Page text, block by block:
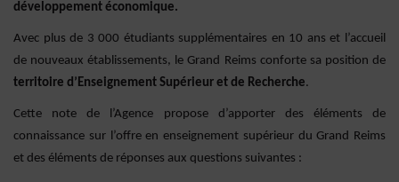
développement économique.
Avec plus de 3 000 étudiants supplémentaires en 10 ans et l’accueil
de nouveaux établissements, le Grand Reims conforte sa position de
territoire d’Enseignement Supérieur et de Recherche.
Cette note de l’Agence propose d’apporter des éléments de
connaissance sur l’offre en enseignement supérieur du Grand Reims
et des éléments de réponses aux questions suivantes :